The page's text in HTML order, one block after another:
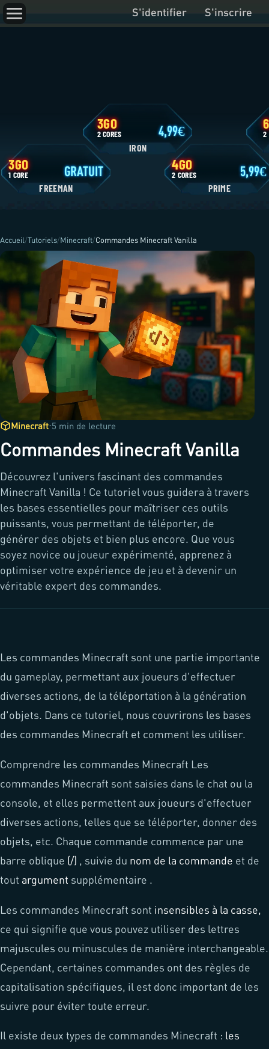
S'identifier S'inscrire
FREEMAN
3GO
IRON
Accueil/Tutoriels/Minecraft/Commandes Minecraft Vanilla
Minecraft·5 min de lecture
Commandes Minecraft Vanilla
Découvrez l'univers fascinant des commandes
Minecraft Vanilla ! Ce tutoriel vous guidera à travers
les bases essentielles pour maîtriser ces outils
puissants, vous permettant de téléporter, de
générer des objets et bien plus encore. Que vous
soyez novice ou joueur expérimenté, apprenez à
optimiser votre expérience de jeu et à devenir un
véritable expert des commandes.
Les commandes Minecraft sont une partie importante
du gameplay, permettant aux joueurs d'effectuer
diverses actions, de la téléportation à la génération
d'objets. Dans ce tutoriel, nous couvrirons les bases
des commandes Minecraft et comment les utiliser.
Comprendre les commandes Minecraft Les
commandes Minecraft sont saisies dans le chat ou la
console, et elles permettent aux joueurs d'effectuer
diverses actions, telles que se téléporter, donner des
objets, etc. Chaque commande commence par une
barre oblique (/) , suivie du nom de la commande et de
tout argument supplémentaire .
Les commandes Minecraft sont insensibles à la casse,
ce qui signifie que vous pouvez utiliser des lettres
majuscules ou minuscules de manière interchangeable.
Cependant, certaines commandes ont des règles de
capitalisation spécifiques, il est donc important de les
suivre pour éviter toute erreur.
Il existe deux types de commandes Minecraft : les